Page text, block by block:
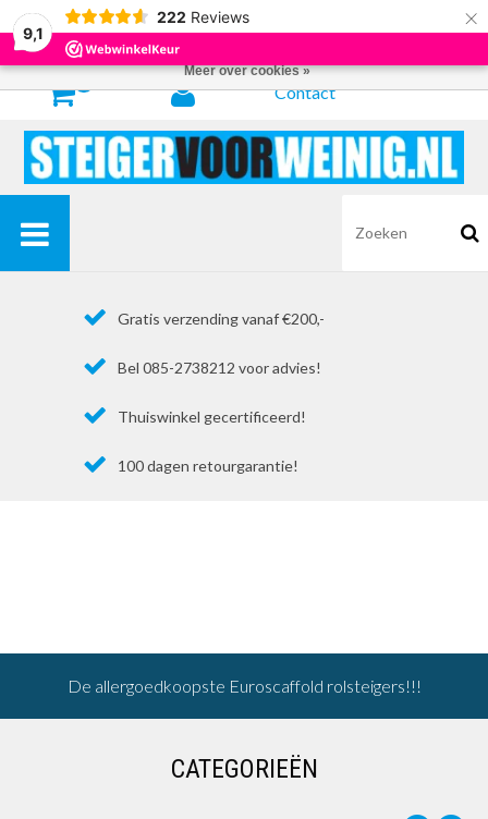
9,1
222 Reviews ×
Contact
Gratis verzending vanaf €200,-
Bel 085-2738212 voor advies!
Thuiswinkel gecertificeerd!
100 dagen retourgarantie!
De allergoedkoopste Euroscaffold rolsteigers!!!
CATEGORIEËN
Door het gebruiken van onze website, ga je akkoord met het gebruik van
cookies om onze website te verbeteren.
Meer over cookies »